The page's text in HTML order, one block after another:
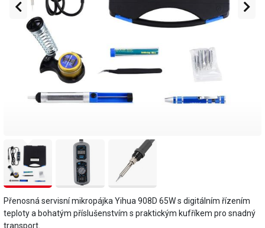
Přenosná servisní mikropájka Yihua 908D 65W s digitálním řízením
teploty a bohatým příslušenstvím s praktickým kufříkem pro snadný
transport.